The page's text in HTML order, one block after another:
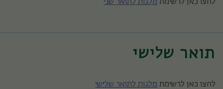
לחצו כאן לרשימת מלגות לתואר שני
תואר שלישי
לחצו כאן לרשימת מלגות לתואר שלישי